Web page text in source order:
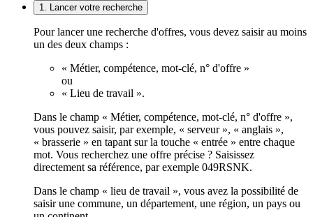
1. Lancer votre recherche
Pour lancer une recherche d'offres, vous devez saisir au moins
un des deux champs :
« Métier, compétence, mot-clé, n° d'offre »
ou
« Lieu de travail ».
Dans le champ « Métier, compétence, mot-clé, n° d'offre »,
vous pouvez saisir, par exemple, « serveur », « anglais »,
« brasserie » en tapant sur la touche « entrée » entre chaque
mot. Vous recherchez une offre précise ? Saisissez
directement sa référence, par exemple 049RSNK.
Dans le champ « lieu de travail », vous avez la possibilité de
saisir une commune, un département, une région, un pays ou